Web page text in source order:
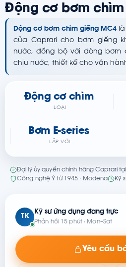
Động cơ bơm chìm
Động cơ bơm chìm giếng MC4 là
của Caprari cho bơm giếng
nước, đồng bộ với dòng bơm
chịu nước, thiết kế cho vận
Động cơ chìm
LOẠI
Bơm E-series
LẮP VỚI
Đại lý ủy quyền chính hãng Caprari
Công nghệ Ý từ 1945 · Modena
Kỹ
TK
Kỹ sư ứng dụng đang trực
Phản hồi 15 phút · Mon–Sat
Yêu cầu